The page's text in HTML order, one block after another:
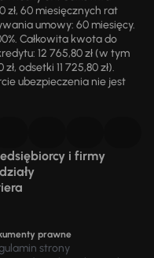
zł, 60 miesięcznych rat
umowy: 60 miesięcy.
Całkowita kwota do
12 765,80 zł (w tym
odsetki 11 725,80 zł).
ubezpieczenia nie jest
i firmy
prawne
strony